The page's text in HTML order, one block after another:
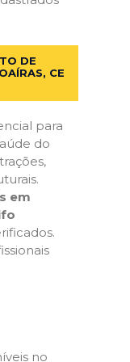
DE
CE
para
do
em
no